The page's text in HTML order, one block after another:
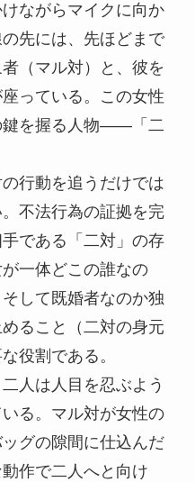
ながらマイクに向か
先には、先ほどまで
（マル対）と、彼を
っている。この女性
鍵を握る人物――「二
行動を追うだけでは
不法行為の証拠を完
である「二対」の存
一体どこの誰なの
して既婚者なのか独
ること（二対の身元
役割である。
人は人目を忍ぶよう
る。マル対が女性の
グの隙間に仕込んだ
作で二人へと向け